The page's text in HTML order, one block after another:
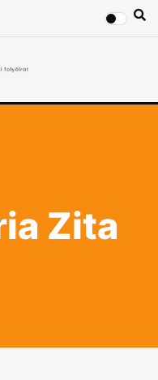
Zita